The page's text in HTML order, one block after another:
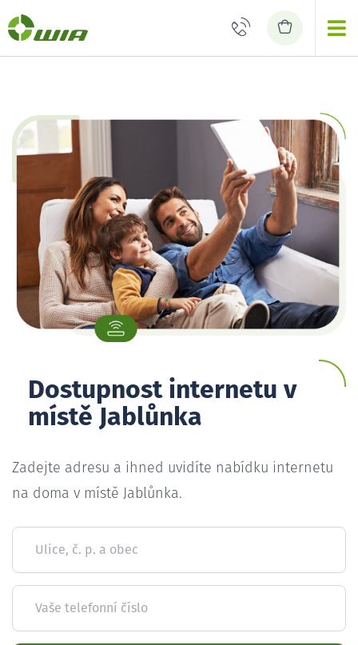
Dostupnost internetu v
místě Jablůnka
Zadejte adresu a ihned uvidíte nabídku internetu
na doma v místě Jablůnka.
Ulice, č. p. a obec
Vaše telefonní číslo